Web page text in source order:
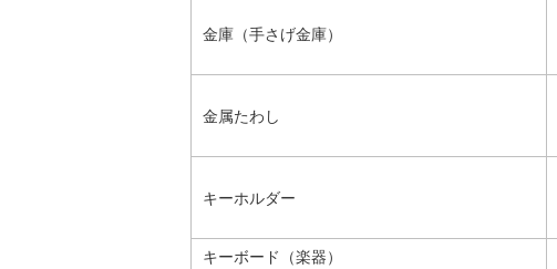
金庫（手さげ金庫）
金属たわし
キーホルダー
キーボード（楽器）